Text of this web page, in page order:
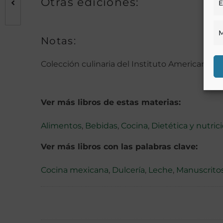
Notas:
Colección culinaria del Instituto Americano
Ver más libros de estas materias:
Alimentos, Bebidas, Cocina, Dietética y
Ver más libros con las palabras clave:
Cocina mexicana, Dulcería, Leche,